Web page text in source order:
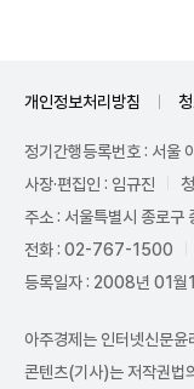
개인정보처리방침
정기간행등록번호 : 서
사장·편집인 : 임규진
주소 : 서울특별시 종로
전화 : 02-767-1500
등록일자 : 2008년 01월
아주경제는 인터넷신문
콘텐츠(기사)는 저작권법